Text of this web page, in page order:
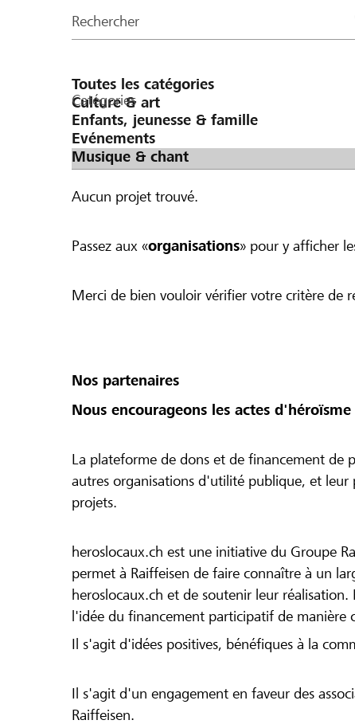
la
Rechercher
Catégories
Aucun projet trouvé.
Passez aux «organisations» pour y afficher
Merci de bien vouloir vérifier votre critère de
Nos partenaires
Nous encourageons les actes d'héroïsme
La plateforme de dons et de financement de
autres organisations d'utilité publique, et
projets.
heroslocaux.ch est une initiative du Groupe
permet à Raiffeisen de faire connaître à un
heroslocaux.ch et de soutenir leur
l'idée du financement participatif de manière
Il s'agit d'idées positives, bénéfiques à la
Il s'agit d'un engagement en faveur des
Raiffeisen.